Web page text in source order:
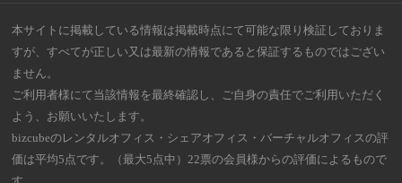
本サイトに掲載している情報は掲載時点にて可能な限り検証しておりま
すが、すべてが正しい又は最新の情報であると保証するものではござい
ません。
ご利用者様にて当該情報を最終確認し、ご自身の責任でご利用いただく
よう、お願いいたします。
bizcubeのレンタルオフィス・シェアオフィス・バーチャルオフィスの評
価は平均5点です。（最大5点中）22票の会員様からの評価によるもので